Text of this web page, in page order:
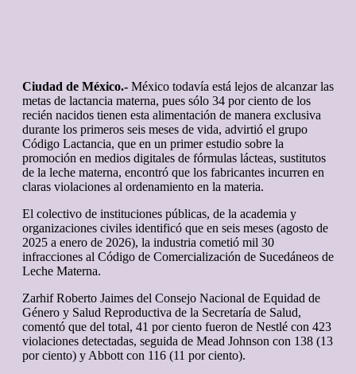
Ciudad de México.- México todavía está lejos de alcanzar las
metas de lactancia materna, pues sólo 34 por ciento de los
recién nacidos tienen esta alimentación de manera exclusiva
durante los primeros seis meses de vida, advirtió el grupo
Código Lactancia, que en un primer estudio sobre la
promoción en medios digitales de fórmulas lácteas, sustitutos
de la leche materna, encontró que los fabricantes incurren en
claras violaciones al ordenamiento en la materia.
El colectivo de instituciones públicas, de la academia y
organizaciones civiles identificó que en seis meses (agosto de
2025 a enero de 2026), la industria cometió mil 30
infracciones al Código de Comercialización de Sucedáneos de
Leche Materna.
Zarhif Roberto Jaimes del Consejo Nacional de Equidad de
Género y Salud Reproductiva de la Secretaría de Salud,
comentó que del total, 41 por ciento fueron de Nestlé con 423
violaciones detectadas, seguida de Mead Johnson con 138 (13
por ciento) y Abbott con 116 (11 por ciento).